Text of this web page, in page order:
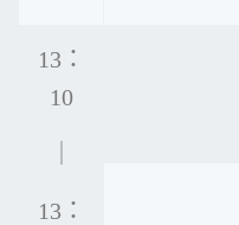
13：
10
13：